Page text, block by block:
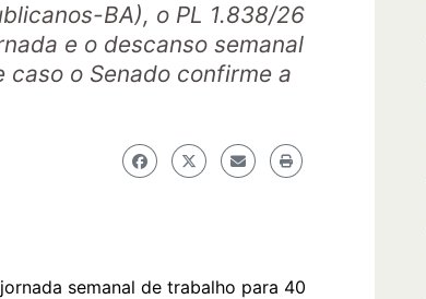
BA), o PL 1.838/26
e o descanso semanal
o Senado confirme a
semanal de trabalho para 40